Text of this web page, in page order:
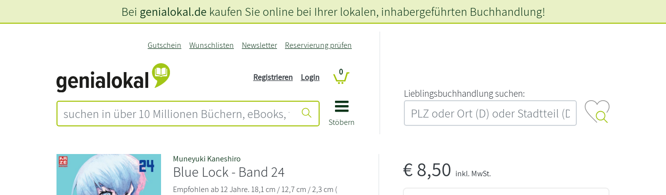
Stöbern
Gutschein Wunschlisten Newsletter Reservierung prüfen
Registrieren Login
0
L‍i‍e‍b‍l‍i‍n‍g‍s‍b‍u‍c‍h‍h‍a‍n‍d‍l‍u‍n‍g‍ ‍s‍u‍c‍h‍e‍n‍:‍
Bei genialokal.de kaufen Sie online bei Ihrer lokalen, inhabergeführten Buchhandlung!
Muneyuki Kaneshiro
Blue Lock - Band 24
Empfohlen ab 12 Jahre. 18,1 cm / 12,7 cm / 2,3 cm (
€8,50 inkl. MwSt.